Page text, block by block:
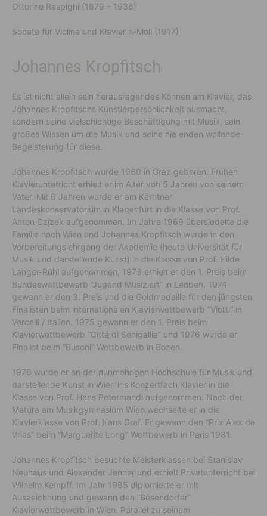
Ottorino Respighi (1879 – 1936)
Sonate für Violine und Klavier h-Moll (1917)
Johannes Kropfitsch
Es ist nicht allein sein herausragendes Können am Klavier, das
Johannes Kropfitschs Künstlerpersönlichkeit ausmacht,
sondern seine vielschichtige Beschäftigung mit Musik, sein
großes Wissen um die Musik und seine nie enden wollende
Begeisterung für diese.
Johannes Kropfitsch wurde 1960 in Graz geboren. Frühen
Klavierunterricht erhielt er im Alter von 5 Jahren von seinem
Vater. Mit 6 Jahren wurde er am Kärntner
Landeskonservatorium in Klagenfurt in die Klasse von Prof.
Anton Czjzek aufgenommen. Im Jahre 1969 übersiedelte die
Familie nach Wien und Johannes Kropfitsch wurde in den
Vorbereitungslehrgang der Akademie (heute Universität für
Musik und darstellende Kunst) in die Klasse von Prof. Hilde
Langer-Rühl aufgenommen. 1973 erhielt er den 1. Preis beim
Bundeswettbewerb “Jugend Musiziert” in Leoben. 1974
gewann er den 3. Preis und die Goldmedaille für den jüngsten
Finalisten beim internationalen Klavierwettbewerb “Viotti” in
Vercelli / Italien. 1975 gewann er den 1. Preis beim
Klavierwettbewerb “Cittá di Senigallia” und 1976 wurde er
Finalist beim “Busoni” Wettbewerb in Bozen.
1976 wurde er an der nunmehrigen Hochschule für Musik und
darstellende Kunst in Wien ins Konzertfach Klavier in die
Klasse von Prof. Hans Petermandl aufgenommen. Nach der
Matura am Musikgymnasium Wien wechselte er in die
Klavierklasse von Prof. Hans Graf. Er gewann den “Prix Alex de
Vries” beim “Marguerite Long” Wettbewerb in Paris 1981.
Johannes Kropfitsch besuchte Meisterklassen bei Stanislav
Neuhaus und Alexander Jenner und erhielt Privatunterricht bei
Wilhelm Kempff. Im Jahr 1985 diplomierte er mit
Auszeichnung und gewann den “Bösendorfer”
Klavierwettbewerb in Wien. Parallel zu seinem